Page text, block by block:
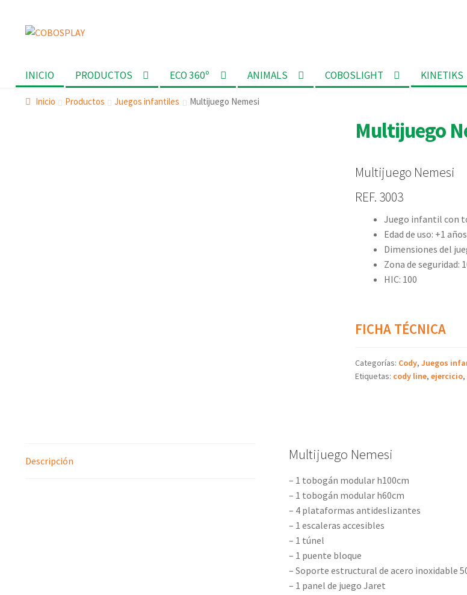
Ir
navegación
Ir
INICIO PRODUCTOS ECO 360º ANIMALS COBOSLIGHT KINETIKS
Inicio Productos Juegos infantiles Multijuego Nemesi
Multijuego
Multijuego Nemesi
REF. 3003
Juego infantil con
Edad de uso: +1 años
Dimensiones del
Zona de seguridad:
HIC: 100
FICHA TÉCNICA
Categorías: Cody, Juegos
Etiquetas: cody line, ejercicio,
Descripción Multijuego Nemesi
– 1 tobogán modular h100cm
– 1 tobogán modular h60cm
– 4 plataformas antideslizantes
– 1 escaleras accesibles
– 1 túnel
– 1 puente bloque
– Soporte estructural de acero inoxidable
– 1 panel de juego Jaret